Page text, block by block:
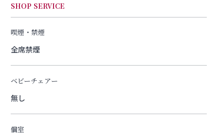
SHOP SERVICE
喫煙・禁煙
全席禁煙
ベビーチェアー
無し
個室